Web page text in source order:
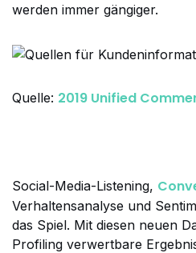
werden immer gängiger.
Quelle: 2019 Unified
Social-Media-Listening,
Verhaltensanalyse und
das Spiel. Mit diesen neuen
Profiling verwertbare